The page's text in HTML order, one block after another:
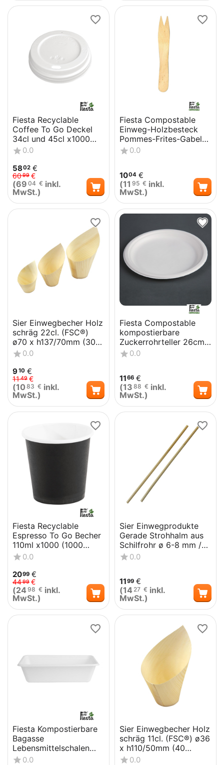
Fiesta Recyclable
Coffee To Go Deckel
34cl und 45cl x1000
(1000 Stück)
0.0
5802 €
6099 €
(69 04 € inkl.
MwSt.)
Fiesta Compostable
Einweg-Holzbesteck
Pommes-Frites-Gabel
Biologisch abbaubar
(1000 Stück)
0.0
1004 €
(11 95 € inkl.
MwSt.)
Sier Einwegbecher Holz
schräg 22cl. (FSC®)
ø70 x h137/70mm (30
Stück)
0.0
910 €
1149 €
(10 83 € inkl.
MwSt.)
Fiesta Compostable
kompostierbare
Zuckerrohrteller 26cm
(50 Stück)
0.0
1166 €
(13 88 € inkl.
MwSt.)
Fiesta Recyclable
Espresso To Go Becher
110ml x1000 (1000
Stück)
0.0
2099 €
4499 €
(24 98 € inkl.
MwSt.)
Sier Einwegprodukte
Gerade Strohhalm aus
Schilfrohr ø 6-8 mm /
25cm (50 Stück)
0.0
1199 €
(14 27 € inkl.
MwSt.)
Fiesta Kompostierbare
Bagasse
Lebensmittelschalen
650ml (100 Stück)
0.0
Sier Einwegbecher Holz
schräg 11cl. (FSC®) ø36
x h110/50mm (40
Stück)
0.0